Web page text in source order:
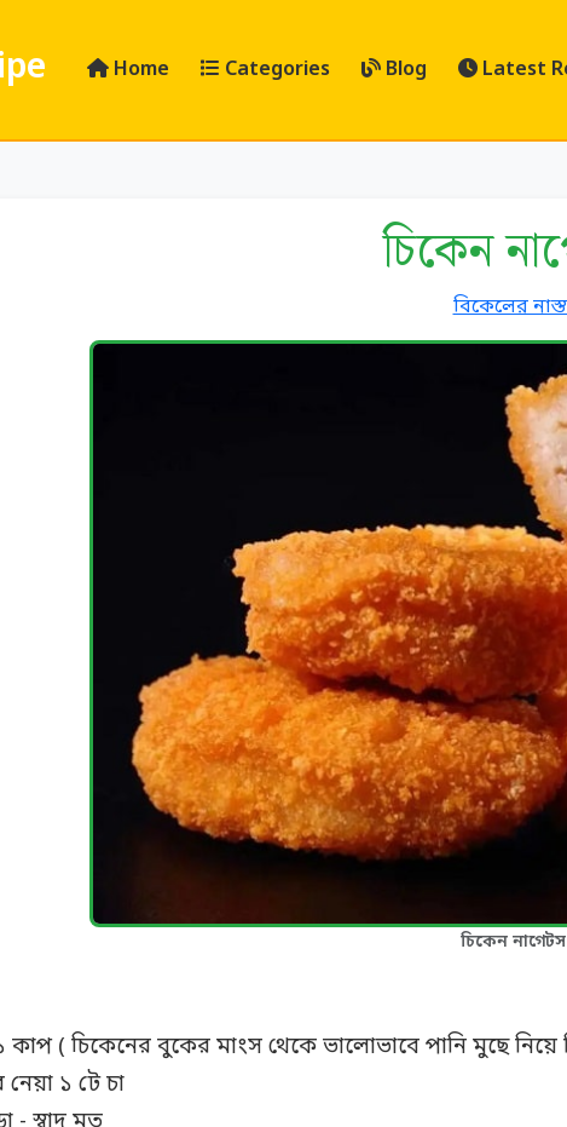
Home Categories Blog Latest
চিকেন
বিকেলের
চিকেন নাগেটস
কাপ ( চিকেনের বুকের মাংস থেকে ভালোভাবে পানি মুছে নিয়ে
১ টে চা